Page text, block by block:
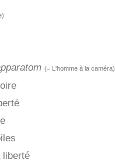
(= L'homme à la caméra)
liberté